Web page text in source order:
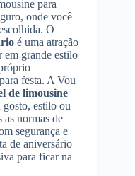
para
onde você
O
é uma atração
em grande estilo
festa. A Vou
de limousine
gosto, estilo ou
as normas de
segurança e
de aniversário
para ficar na